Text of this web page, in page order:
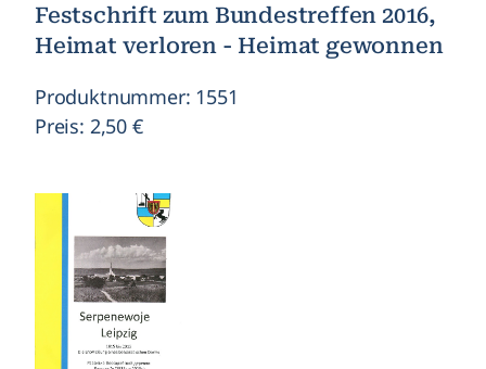
Festschrift zum Bundestreffen 2016,
Heimat verloren - Heimat gewonnen
Produktnummer: 1551
Preis: 2,50 €